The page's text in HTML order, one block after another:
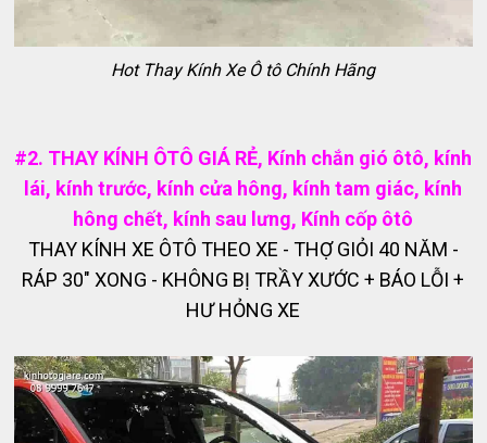
Hot Thay Kính Xe Ô tô Chính Hãng
#2. THAY KÍNH ÔTÔ GIÁ RẺ, Kính chắn gió ôtô, kính
lái, kính trước, kính cửa hông, kính tam giác, kính
hông chết, kính sau lưng, Kính cốp ôtô
THAY KÍNH XE ÔTÔ THEO XE - THỢ GIỎI 40 NĂM -
RÁP 30" XONG - KHÔNG BỊ TRẦY XƯỚC + BÁO LỖI +
HƯ HỎNG XE